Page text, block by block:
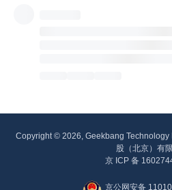
Copyright © 2026, Geekbang Technology
股（北京）有
京 ICP 备
京公网安备